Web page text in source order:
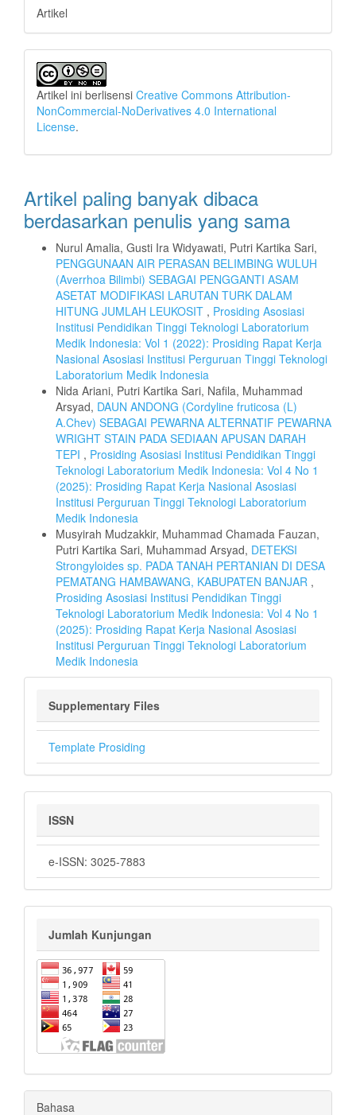
Artikel
Artikel ini berlisensi Creative Commons Attribution-
NonCommercial-NoDerivatives 4.0 International
License.
Artikel paling banyak dibaca
berdasarkan penulis yang sama
Nurul Amalia, Gusti Ira Widyawati, Putri Kartika Sari,
PENGGUNAAN AIR PERASAN BELIMBING WULUH
(Averrhoa Bilimbi) SEBAGAI PENGGANTI ASAM
ASETAT MODIFIKASI LARUTAN TURK DALAM
HITUNG JUMLAH LEUKOSIT , Prosiding Asosiasi
Institusi Pendidikan Tinggi Teknologi Laboratorium
Medik Indonesia: Vol 1 (2022): Prosiding Rapat Kerja
Nasional Asosiasi Institusi Perguruan Tinggi Teknologi
Laboratorium Medik Indonesia
Nida Ariani, Putri Kartika Sari, Nafila, Muhammad
Arsyad, DAUN ANDONG (Cordyline fruticosa (L)
A.Chev) SEBAGAI PEWARNA ALTERNATIF PEWARNA
WRIGHT STAIN PADA SEDIAAN APUSAN DARAH
TEPI , Prosiding Asosiasi Institusi Pendidikan Tinggi
Teknologi Laboratorium Medik Indonesia: Vol 4 No 1
(2025): Prosiding Rapat Kerja Nasional Asosiasi
Institusi Perguruan Tinggi Teknologi Laboratorium
Medik Indonesia
Musyirah Mudzakkir, Muhammad Chamada Fauzan,
Putri Kartika Sari, Muhammad Arsyad, DETEKSI
Strongyloides sp. PADA TANAH PERTANIAN DI DESA
PEMATANG HAMBAWANG, KABUPATEN BANJAR ,
Prosiding Asosiasi Institusi Pendidikan Tinggi
Teknologi Laboratorium Medik Indonesia: Vol 4 No 1
(2025): Prosiding Rapat Kerja Nasional Asosiasi
Institusi Perguruan Tinggi Teknologi Laboratorium
Medik Indonesia
Supplementary Files
Template Prosiding
ISSN
e-ISSN: 3025-7883
Jumlah Kunjungan
Bahasa